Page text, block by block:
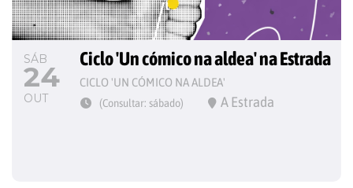
SÁB
24
OUT
Ciclo 'Un cómico na aldea' na Estrada
CICLO 'UN CÓMICO NA ALDEA'
(Consultar: sábado) A Estrada